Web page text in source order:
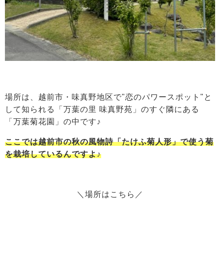
場所は、越前市・味真野地区で"恋のパワースポット"と
して知られる「万葉の里 味真野苑」のすぐ隣にある
「万葉菊花園」の中です♪
ここでは越前市の秋の風物詩「たけふ菊人形」で使う菊
を栽培しているんですよ♪
＼場所はこちら／